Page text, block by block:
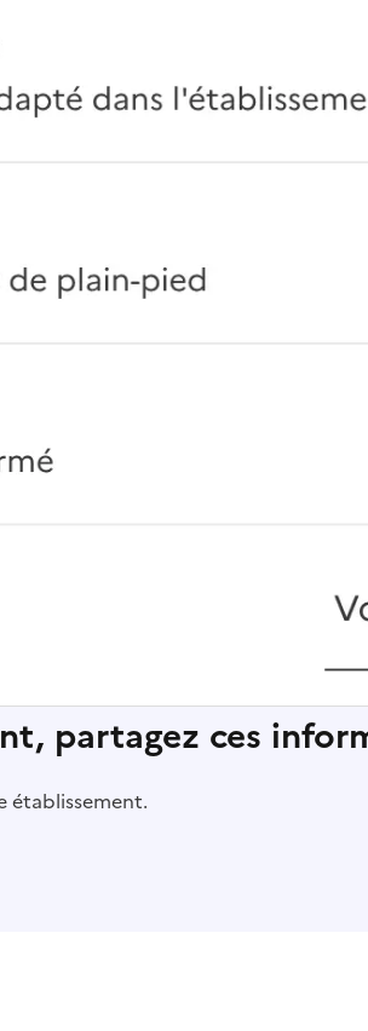
partagez ces
établissement.